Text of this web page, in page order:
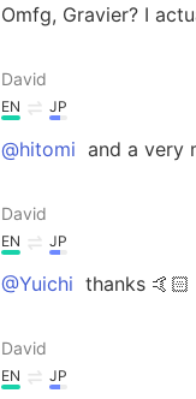
Omfg, Gravier? I
David
EN JP
@hitomi and a very
David
EN JP
@Yuichi thanks
David
EN JP